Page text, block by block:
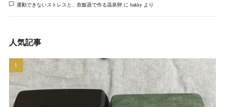
運動できないストレスと、炊飯器で作る温泉卵に bakkyより
人気記事